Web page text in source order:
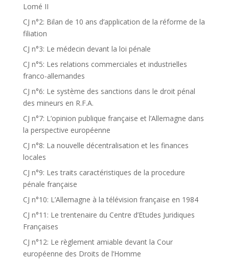
Lomé II
CJ n°2: Bilan de 10 ans d’application de la réforme de la
filiation
CJ n°3: Le médecin devant la loi pénale
CJ n°5: Les relations commerciales et industrielles
franco-allemandes
CJ n°6: Le système des sanctions dans le droit pénal
des mineurs en R.F.A.
CJ n°7: L’opinion publique française et l’Allemagne dans
la perspective européenne
CJ n°8: La nouvelle décentralisation et les finances
locales
CJ n°9: Les traits caractéristiques de la procedure
pénale française
CJ n°10: L’Allemagne à la télévision française en 1984
CJ n°11: Le trentenaire du Centre d’Etudes Juridiques
Françaises
CJ n°12: Le règlement amiable devant la Cour
européenne des Droits de l’Homme